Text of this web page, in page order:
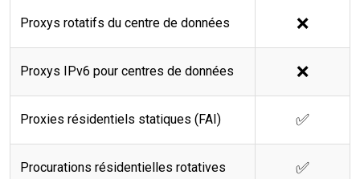
Proxys rotatifs du centre de données ❌
Proxys IPv6 pour centres de données ❌
Proxies résidentiels statiques (FAI) ✅
Procurations résidentielles rotatives ✅